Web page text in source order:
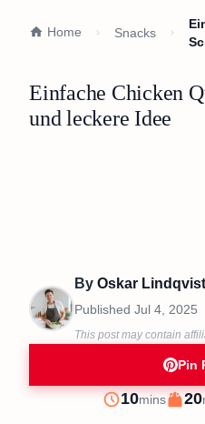
Home Snacks
Einfache Chicken
und leckere Idee
By Oskar Lindqvist
Published Jul 4, 2025
This post may contain
Pin
Prep
10minutes
mins 20